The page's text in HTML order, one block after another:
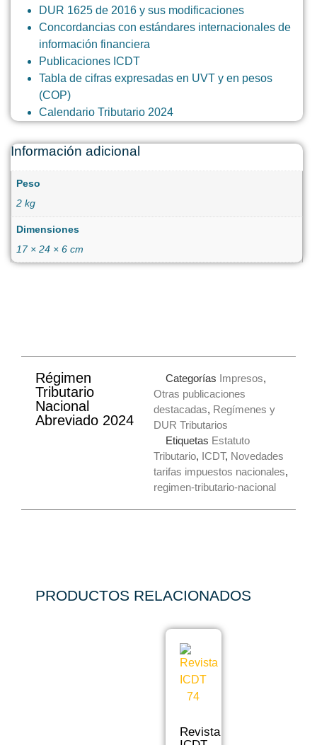
DUR 1625 de 2016 y sus modificaciones
Concordancias con estándares internacionales de
información financiera
Publicaciones ICDT
Tabla de cifras expresadas en UVT y en pesos
(COP)
Calendario Tributario 2024
Información adicional
Peso
2 kg
Dimensiones
17 × 24 × 6 cm
Régimen
Tributario
Nacional
Abreviado 2024
Categorías Impresos,
Otras publicaciones
destacadas, Regímenes y
DUR Tributarios
Etiquetas Estatuto
Tributario, ICDT, Novedades
tarifas impuestos nacionales,
regimen-tributario-nacional
PRODUCTOS RELACIONADOS
Revista